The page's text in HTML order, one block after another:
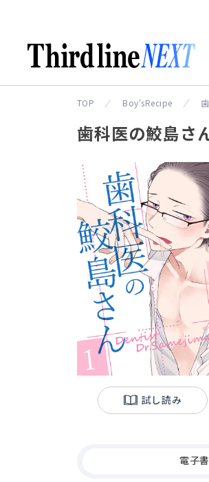
TOP Boy'sRecipe
歯科医の鮫島さ
試し読み
電子